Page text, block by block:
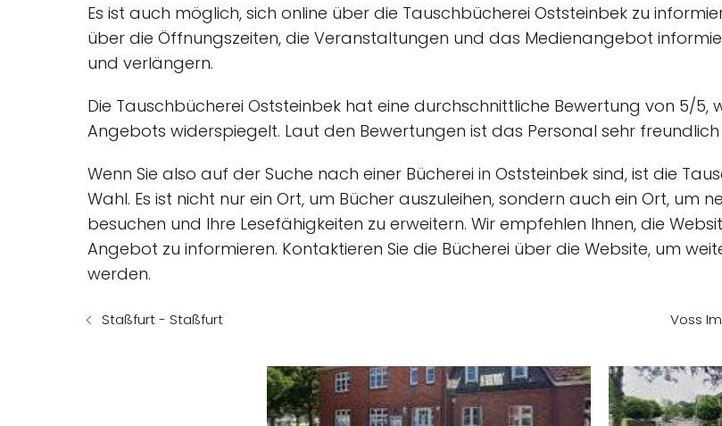
Es ist auch möglich, sich online über die Tauschbücherei Oststeinbek zu
über die Öffnungszeiten, die Veranstaltungen und das Medienangebot
und verlängern.
Die Tauschbücherei Oststeinbek hat eine durchschnittliche Bewertung von 5/
Angebots widerspiegelt. Laut den Bewertungen ist das Personal sehr
Wenn Sie also auf der Suche nach einer Bücherei in Oststeinbek sind, ist die
Wahl. Es ist nicht nur ein Ort, um Bücher auszuleihen, sondern auch ein Ort, um
besuchen und Ihre Lesefähigkeiten zu erweitern. Wir empfehlen Ihnen, die
Angebot zu informieren. Kontaktieren Sie die Bücherei über die Website, um
werden.
Staßfurt - Staßfurt Voss